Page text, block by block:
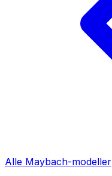
Alle Maybach-modeller